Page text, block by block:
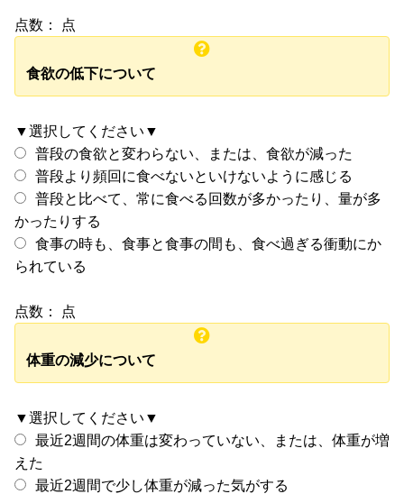
点数： 点
食欲の低下について
▼選択してください▼
普段の食欲と変わらない、または、食欲が減った
普段より頻回に食べないといけないように感じる
普段と比べて、常に食べる回数が多かったり、量が多
かったりする
食事の時も、食事と食事の間も、食べ過ぎる衝動にか
られている
点数： 点
体重の減少について
▼選択してください▼
最近2週間の体重は変わっていない、または、体重が増
えた
最近2週間で少し体重が減った気がする